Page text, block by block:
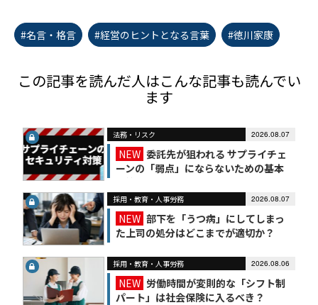
#名言・格言 #経営のヒントとなる言葉 #徳川家康
この記事を読んだ人はこんな記事も読んでい
ます
法務・リスク 2026.08.07
NEW 委託先が狙われる サプライチェ
ーンの「弱点」にならないための基本
採用・教育・人事労務 2026.08.07
NEW 部下を「うつ病」にしてしまっ
た上司の処分はどこまでが適切か？
採用・教育・人事労務 2026.08.06
NEW 労働時間が変則的な「シフト制
パート」は社会保険に入るべき？